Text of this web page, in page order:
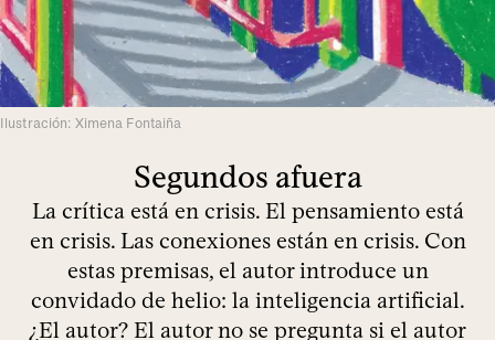
Ilustración: Ximena Fontaiña
Segundos afuera
La crítica está en crisis. El pensamiento está
en crisis. Las conexiones están en crisis. Con
estas premisas, el autor introduce un
convidado de helio: la inteligencia artificial.
¿El autor? El autor no se pregunta si el autor